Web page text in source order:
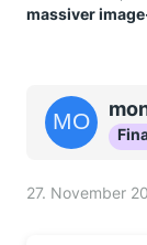
massiver
27. November